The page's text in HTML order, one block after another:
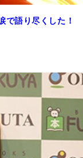
で語り尽くした！